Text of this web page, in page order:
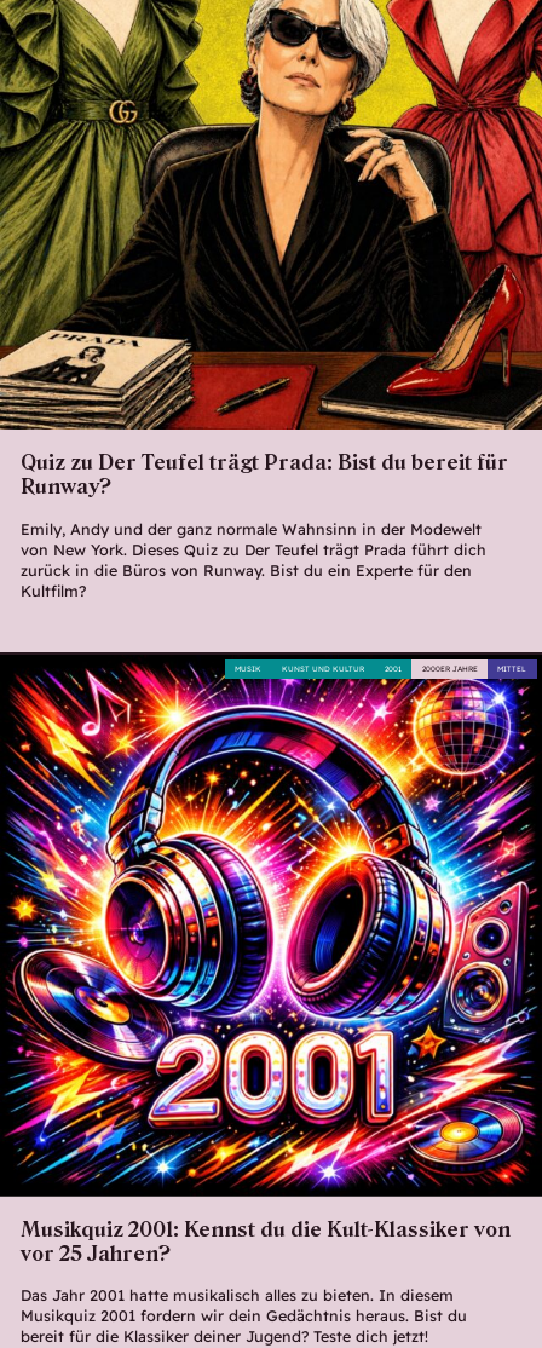
Quiz zu Der Teufel trägt Prada: Bist du bereit für
Runway?
Emily, Andy und der ganz normale Wahnsinn in der Modewelt
von New York. Dieses Quiz zu Der Teufel trägt Prada führt dich
zurück in die Büros von Runway. Bist du ein Experte für den
Kultfilm?
Musikquiz 2001: Kennst du die Kult-Klassiker von
vor 25 Jahren?
Das Jahr 2001 hatte musikalisch alles zu bieten. In diesem
Musikquiz 2001 fordern wir dein Gedächtnis heraus. Bist du
bereit für die Klassiker deiner Jugend? Teste dich jetzt!
MITTEL
2000ER JAHRE
2001
KUNST UND KULTUR
MUSIK